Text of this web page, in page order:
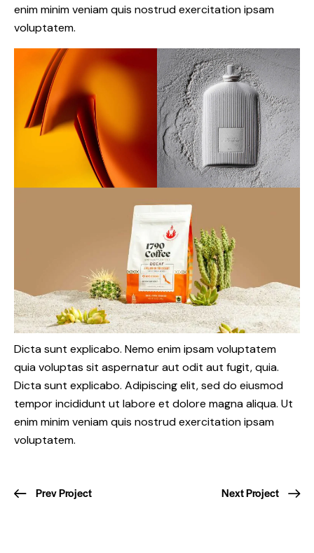
enim minim veniam quis nostrud exercitation ipsam
voluptatem.
Dicta sunt explicabo. Nemo enim ipsam voluptatem
quia voluptas sit aspernatur aut odit aut fugit, quia.
Dicta sunt explicabo. Adipiscing elit, sed do eiusmod
tempor incididunt ut labore et dolore magna aliqua. Ut
enim minim veniam quis nostrud exercitation ipsam
voluptatem.
Prev Project Next Project